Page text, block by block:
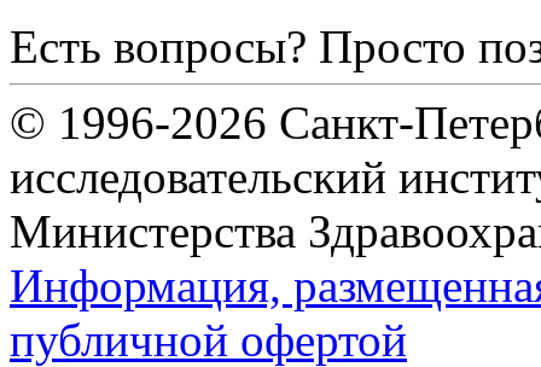
Есть вопросы? Просто
© 1996-2026 Санкт-
исследовательский
Министерства
Информация,
публичной офертой